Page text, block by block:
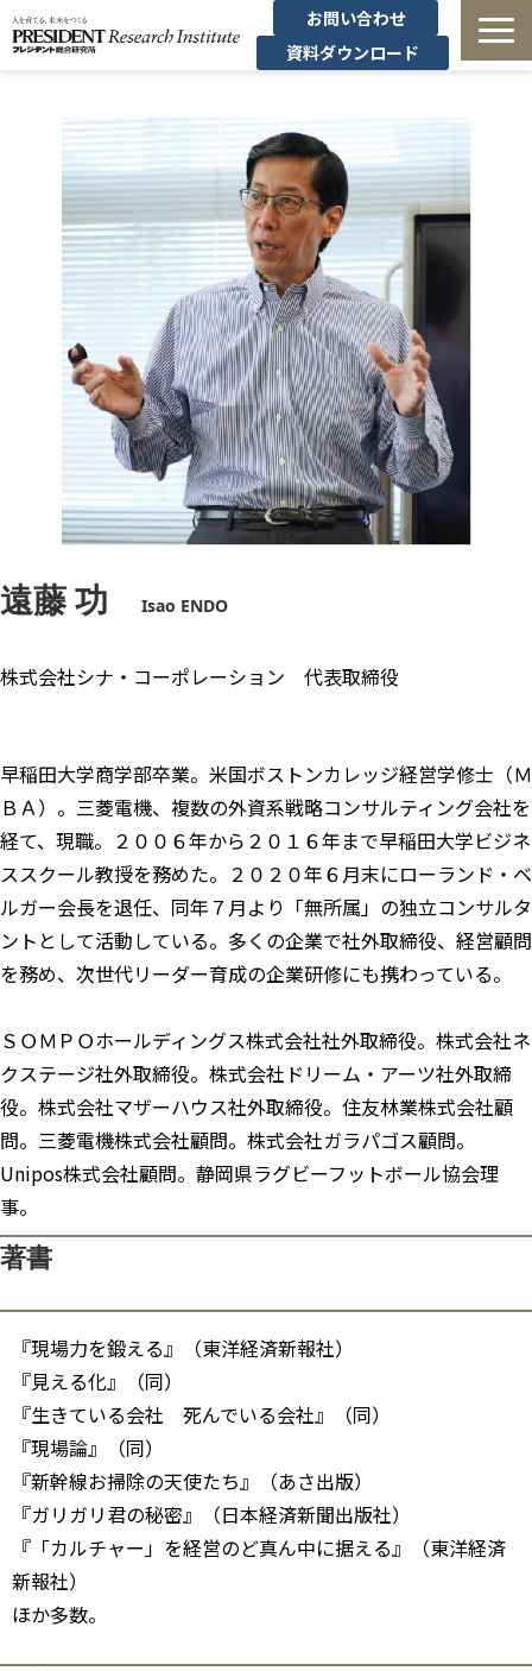
お問い合わせ
資料ダウンロード
有料講座
無料セミナー
導入事例・コラム
経営者の学び
定額制オンデマンド研修
講師一覧
遠藤 功 Isao ENDO
株式会社シナ・コーポレーション 代表取締役
早稲田大学商学部卒業。米国ボストンカレッジ経営学修士（Ｍ
ＢＡ）。三菱電機、複数の外資系戦略コンサルティング会社を
経て、現職。２００６年から２０１６年まで早稲田大学ビジネ
ススクール教授を務めた。２０２０年６月末にローランド・ベ
ルガー会長を退任、同年７月より「無所属」の独立コンサルタ
ントとして活動している。多くの企業で社外取締役、経営顧問
を務め、次世代リーダー育成の企業研修にも携わっている。
ＳＯＭＰＯホールディングス株式会社社外取締役。株式会社ネ
クステージ社外取締役。株式会社ドリーム・アーツ社外取締
役。株式会社マザーハウス社外取締役。住友林業株式会社顧
問。三菱電機株式会社顧問。株式会社ガラパゴス顧問。
Unipos株式会社顧問。静岡県ラグビーフットボール協会理
事。
著書
『現場力を鍛える』（東洋経済新報社）
『見える化』（同）
『生きている会社 死んでいる会社』（同）
『現場論』（同）
『新幹線お掃除の天使たち』（あさ出版）
『ガリガリ君の秘密』（日本経済新聞出版社）
『「カルチャー」を経営のど真ん中に据える』（東洋経済
新報社）
ほか多数。